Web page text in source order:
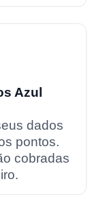
Azul
dados
pontos.
cobradas